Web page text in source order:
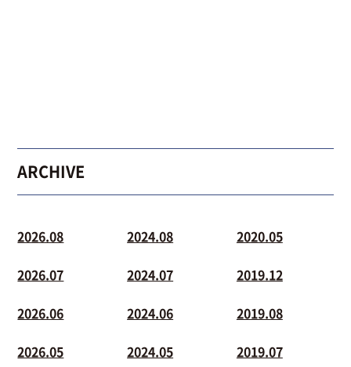
ARCHIVE
2026.08
2026.07
2026.06
2026.05
2024.08
2024.07
2024.06
2024.05
2020.05
2019.12
2019.08
2019.07